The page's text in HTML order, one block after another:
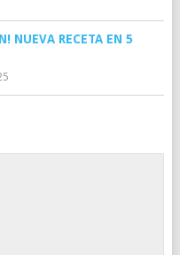
NUEVA RECETA EN 5